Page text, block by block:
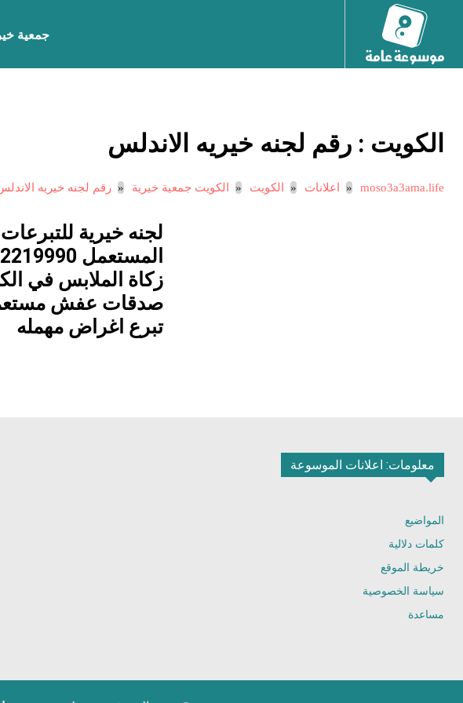
جمعية
الكويت : رقم لجنه خيريه الاندلس
moso3a3ama.life اعلانات الكويت الكويت جمعية خيرية رقم لجنه خيريه
لجنه خيرية للتبرعات
زكاة الملابس في
صدقات عفش
تبرع اغراض مهمله
معلومات: اعلانات الموسوعة
المواضيع
كلمات دلالية
خريطة الموقع
سياسة الخصوصية
مساعدة